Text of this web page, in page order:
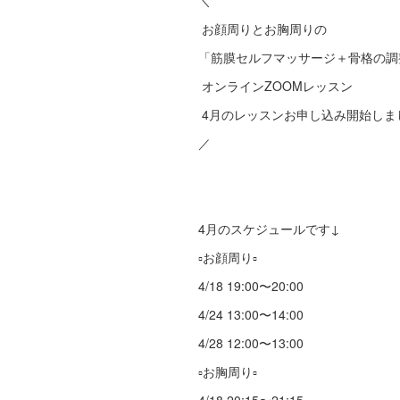
お顔周りとお胸周りの
「筋膜セルフマッサージ＋骨格の
オンラインZOOMレッスン
4月のレッスンお申し込み開始しま
／
4月のスケジュールです↓
▫️お顔周り▫️
4/18 19:00〜20:00
4/24 13:00〜14:00
4/28 12:00〜13:00
▫️お胸周り▫️